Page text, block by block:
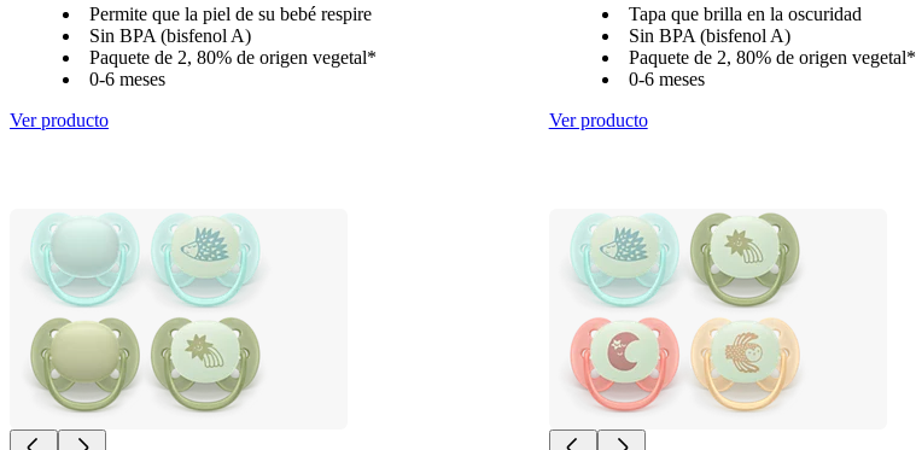
Permite que la piel de su bebé respire
Sin BPA (bisfenol A)
Paquete de 2, 80% de origen vegetal*
0-6 meses
Ver producto
Tapa que brilla en la oscuridad
Sin BPA (bisfenol A)
Paquete de 2, 80% de origen vegetal*
0-6 meses
Ver producto